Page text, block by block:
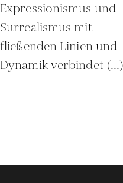
Expressionismus und
Surrealismus mit
fließenden Linien und
Dynamik verbindet (...)